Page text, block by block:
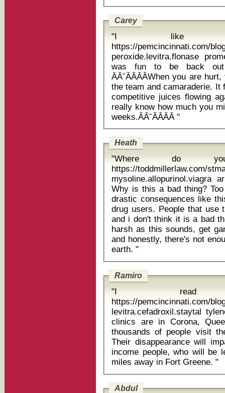
Carey
"I like
https://pemcincinnati.com/
peroxide.levitra.flonase
was fun to be back out
ĂÂ˘ĂÂĂÂWhen you are
the team and camaraderie. It
competitive juices flowing
really know how much you
weeks.ĂÂ˘ĂÂĂÂ "
Heath
"Where do
https://toddmillerlaw.com/
mysoline.allopurinol.viagra
Why is this a bad thing?
drastic consequences like
drug users. People that use
and i don't think it is a bad
harsh as this sounds, get
and honestly, there's not
earth. "
Ramiro
"I
https://pemcincinnati.com/
levitra.cefadroxil.staytal
clinics are in Corona,
thousands of people visit
Their disappearance will
income people, who will be
miles away in Fort Greene. "
Abdul